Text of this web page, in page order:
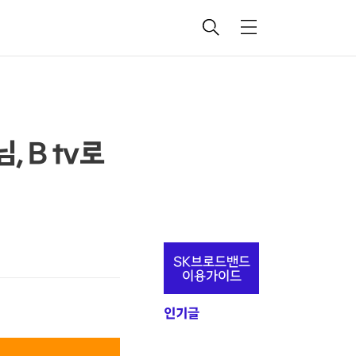
검
메
, B tv로
추
정
보
SK브로드밴드
이용가이드
인기글